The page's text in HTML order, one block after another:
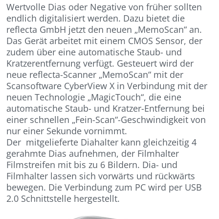
Wertvolle Dias oder Negative von früher sollten
endlich digitalisiert werden. Dazu bietet die
reflecta GmbH jetzt den neuen „MemoScan“ an.
Das Gerät arbeitet mit einem CMOS Sensor, der
zudem über eine automatische Staub- und
Kratzerentfernung verfügt. Gesteuert wird der
neue reflecta-Scanner „MemoScan“ mit der
Scansoftware CyberView X in Verbindung mit der
neuen Technologie „MagicTouch“, die eine
automatische Staub- und Kratzer-Entfernung bei
einer schnellen „Fein-Scan“-Geschwindigkeit von
nur einer Sekunde vornimmt.
Der mitgelieferte Diahalter kann gleichzeitig 4
gerahmte Dias aufnehmen, der Filmhalter
Filmstreifen mit bis zu 6 Bildern. Dia- und
Filmhalter lassen sich vorwärts und rückwärts
bewegen. Die Verbindung zum PC wird per USB
2.0 Schnittstelle hergestellt.